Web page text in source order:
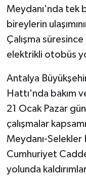
Meydanı'nda tek
bireylerin
Çalışma
elektrikli otobüs
Antalya
Hattı'nda bakım
21 Ocak Pazar
çalışmalar
Meydanı-Selekler
Cumhuriyet
yolunda